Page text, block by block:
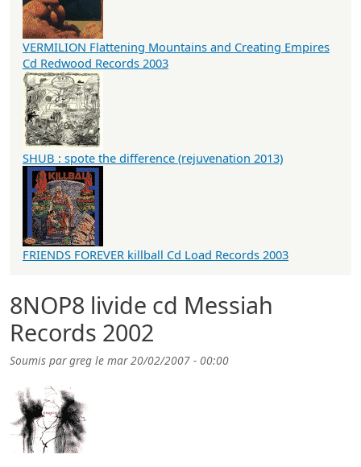
8NOP8 livide cd Messiah
Records 2002
Soumis pargreg le mar 20/02/2007 - 00:00
VERMILION Flattening Mountains and Creating Empires
Cd Redwood Records 2003
SHUB : spote the difference (rejuvenation 2013)
FRIENDS FOREVER killball Cd Load Records 2003